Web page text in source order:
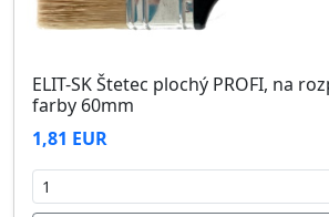
ELIT-SK Štetec plochý PROFI, na
farby 60mm
1,81 EUR